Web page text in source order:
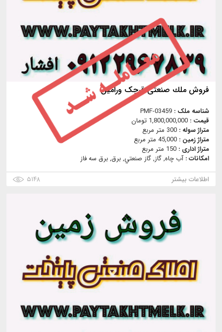
فروش ملك صنعتی قرچک ورامین
شناسه ملک : PMF-03459
قیمت : 1,800,000,000 تومان
متراژ سوله : 300 متر مربع
متراژ زمین : 45,000 متر مربع
متراژ اداری : 150 متر مربع
امکانات :آب چاه, گاز, گاز صنعتي, برق, برق سه فاز
اطلاعات بیشتر
۵۱۴۸